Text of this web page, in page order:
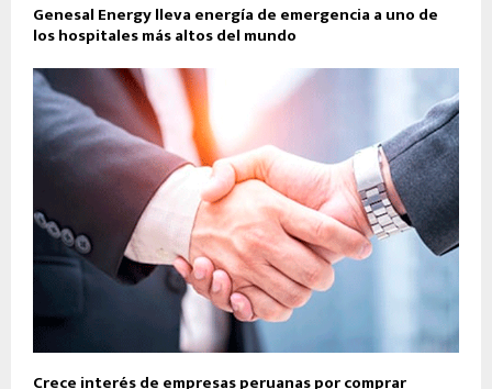
Genesal Energy lleva energía de emergencia a uno de
los hospitales más altos del mundo
Crece interés de empresas peruanas por comprar